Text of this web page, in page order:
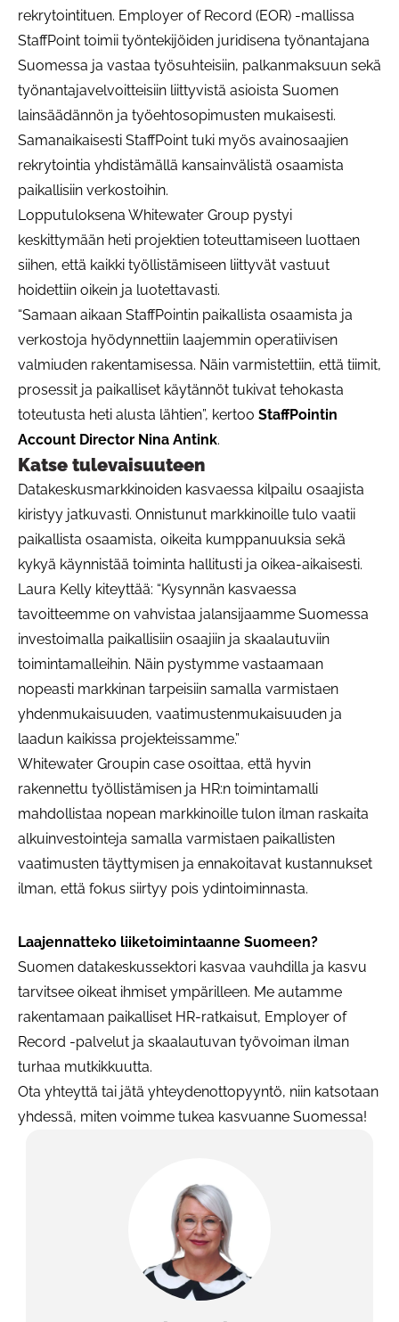
rekrytointituen. Employer of Record (EOR) -mallissa
StaffPoint toimii työntekijöiden juridisena työnantajana
Suomessa ja vastaa työsuhteisiin, palkanmaksuun sekä
työnantajavelvoitteisiin liittyvistä asioista Suomen
lainsäädännön ja työehtosopimusten mukaisesti.
Samanaikaisesti StaffPoint tuki myös avainosaajien
rekrytointia yhdistämällä kansainvälistä osaamista
paikallisiin verkostoihin.
Lopputuloksena Whitewater Group pystyi
keskittymään heti projektien toteuttamiseen luottaen
siihen, että kaikki työllistämiseen liittyvät vastuut
hoidettiin oikein ja luotettavasti.
“Samaan aikaan StaffPointin paikallista osaamista ja
verkostoja hyödynnettiin laajemmin operatiivisen
valmiuden rakentamisessa. Näin varmistettiin, että tiimit,
prosessit ja paikalliset käytännöt tukivat tehokasta
toteutusta heti alusta lähtien”, kertoo StaffPointin
Account Director Nina Antink.
Katse tulevaisuuteen
Datakeskusmarkkinoiden kasvaessa kilpailu osaajista
kiristyy jatkuvasti. Onnistunut markkinoille tulo vaatii
paikallista osaamista, oikeita kumppanuuksia sekä
kykyä käynnistää toiminta hallitusti ja oikea-aikaisesti.
Laura Kelly kiteyttää: “Kysynnän kasvaessa
tavoitteemme on vahvistaa jalansijaamme Suomessa
investoimalla paikallisiin osaajiin ja skaalautuviin
toimintamalleihin. Näin pystymme vastaamaan
nopeasti markkinan tarpeisiin samalla varmistaen
yhdenmukaisuuden, vaatimustenmukaisuuden ja
laadun kaikissa projekteissamme.”
Whitewater Groupin case osoittaa, että hyvin
rakennettu työllistämisen ja HR:n toimintamalli
mahdollistaa nopean markkinoille tulon ilman raskaita
alkuinvestointeja samalla varmistaen paikallisten
vaatimusten täyttymisen ja ennakoitavat kustannukset
ilman, että fokus siirtyy pois ydintoiminnasta.
Laajennatteko liiketoimintaanne Suomeen?
Suomen datakeskussektori kasvaa vauhdilla ja kasvu
tarvitsee oikeat ihmiset ympärilleen. Me autamme
rakentamaan paikalliset HR-ratkaisut, Employer of
Record -palvelut ja skaalautuvan työvoiman ilman
turhaa mutkikkuutta.
Ota yhteyttä tai jätä yhteydenottopyyntö, niin katsotaan
yhdessä, miten voimme tukea kasvuanne Suomessa!